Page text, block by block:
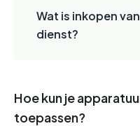
Wat is inkopen
dienst?
Hoe kun je
toepassen?